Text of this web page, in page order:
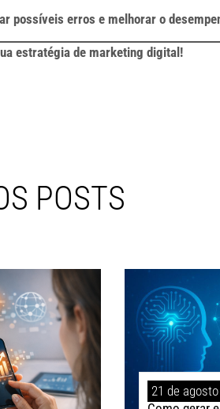
possíveis erros e melhorar o
estratégia de marketing digital!
POSTS
21 de